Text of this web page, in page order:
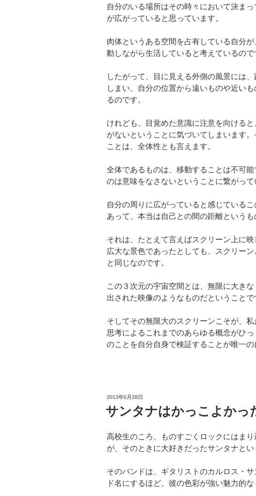
自分のいる場所はその時々において決ま
が広がっていると思っています。
肉体というある空間を占有している自分
動しながら生活していると考えているので
したがって、目に見える外側の風景には
しまい、自分の位置から遠いものや近い
るのです。
けれども、目覚めた意識に注意を向ける
がないということに気づいてしまいます
ことは、全体性とも言えます。
全体であるものは、移動することは不可
のは意味をなさないということに繋がって
自分の周りに広がっていると感じている
あって、本当は自己との間の距離というも
それは、たとえて言えばスクリーン上に
広大な景色であったとしても、スクリー
と同じなのです。
この３次元の宇宙空間とは、無限に大き
出された映像のようなものだということで
そしてその無限大のスクリーンこそが、私
思考によるこれまでのあらゆる概念がひ
のことを自分自身で検証することが唯一の
投
日:
2013年5月28日
サンタナはかっこよかっ
高校生のころ、ものすごくロックにはま
が、そのときに大好きだったサンタナとい
そのバンドは、ギタリストのカルロス・
ド名にするほど、彼の色彩が強い魅力的な